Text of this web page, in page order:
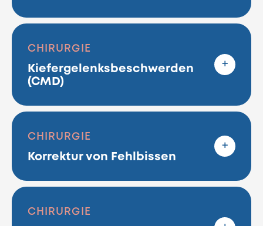
CHIRURGIE
Kiefergelenksbeschwerden
(CMD)
CHIRURGIE
Korrektur von Fehlbissen
CHIRURGIE